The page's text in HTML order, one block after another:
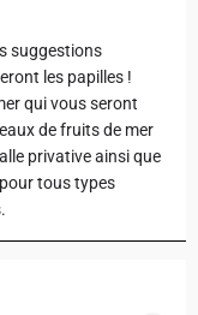
suggestions
les papilles !
qui vous seront
de fruits de mer
privative ainsi que
tous types